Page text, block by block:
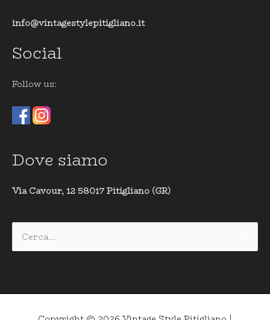
info@vintagestylepitigliano.it
Social
Follow us:
Dove siamo
Via Cavour, 12 58017 Pitigliano (GR)
Cerca: